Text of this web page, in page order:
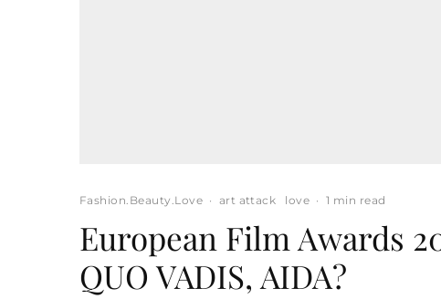
Fashion.Beauty.Love · art attack love · 1 min read
European Film Awards
QUO VADIS, AIDA?